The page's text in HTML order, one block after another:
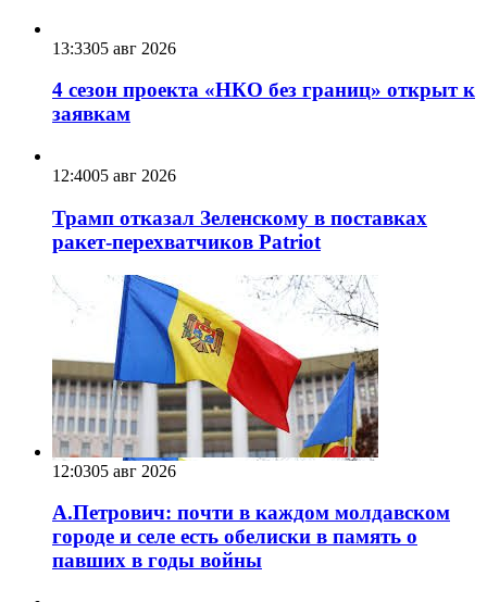
13:3305 авг 2026
4 сезон проекта «НКО без границ» открыт к
заявкам
12:4005 авг 2026
Трамп отказал Зеленскому в поставках
ракет-перехватчиков Patriot
12:0305 авг 2026
А.Петрович: почти в каждом молдавском
городе и селе есть обелиски в память о
павших в годы войны